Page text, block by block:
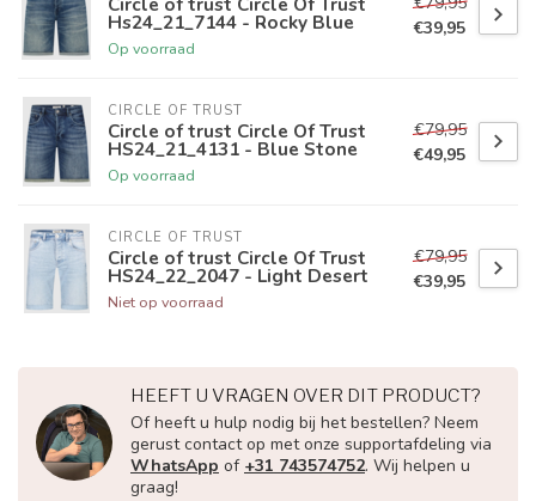
Hs24_21_7144 - Rocky Blue
Op voorraad
€39,95
CIRCLE OF TRUST
Circle of trust Circle Of Trust
HS24_21_4131 - Blue Stone
Op voorraad
€79,95
€49,95
CIRCLE OF TRUST
Circle of trust Circle Of Trust
HS24_22_2047 - Light Desert
Niet op voorraad
€79,95
€39,95
HEEFT U VRAGEN OVER DIT PRODUCT?
Of heeft u hulp nodig bij het bestellen? Neem
gerust contact op met onze supportafdeling via
WhatsApp of +31 743574752. Wij helpen u
graag!